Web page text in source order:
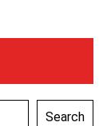
Search